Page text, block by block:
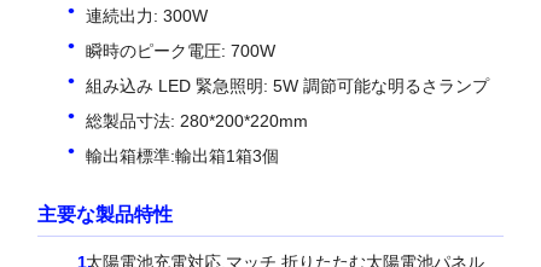
連続出力: 300W
瞬時のピーク電圧: 700W
組み込み LED 緊急照明: 5W 調節可能な明るさランプ
総製品寸法: 280*200*220mm
輸出箱標準:輸出箱1箱3個
主要な製品特性
太陽電池充電対応,マッチ 折りたたむ太陽電池パネル